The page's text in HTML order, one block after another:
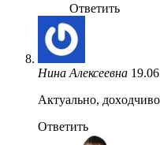
Ответить
Нина Алексеевна
Актуально,
Ответить